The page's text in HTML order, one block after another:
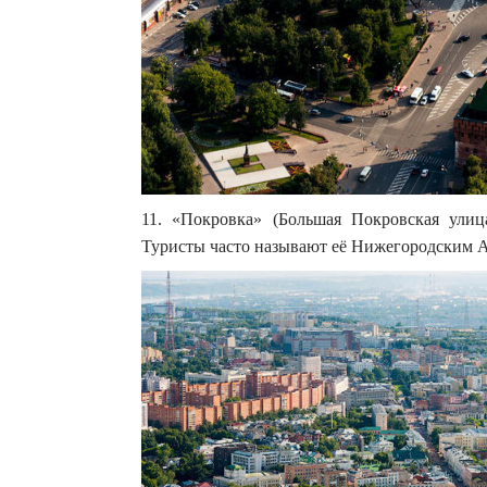
11. «Покровка» (Большая Покровская
Туристы часто называют её Нижегородским